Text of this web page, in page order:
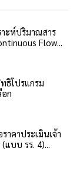
าะห์ปริมาณสาร
Flow...
ธิโปรแกรม
อก
าคาประเมินเจ้า
แบบ รร. 4)...